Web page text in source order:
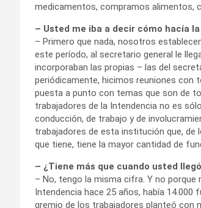
medicamentos, compramos alimentos,
– Usted me iba a decir cómo hacía
– Primero que nada, nosotros
este período, al secretario general le
incorporaban las propias – las del
periódicamente, hicimos reuniones con
puesta a punto con temas que son de
trabajadores de la Intendencia no es
conducción, de trabajo y de
trabajadores de esta institución que, de
que tiene, tiene la mayor cantidad de
– ¿Tiene más que cuando usted
– No, tengo la misma cifra. Y no porque
Intendencia hace 25 años, había 14.000
gremio de los trabajadores planteó con